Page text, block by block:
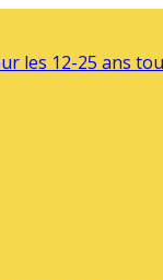
les 12-25 ans